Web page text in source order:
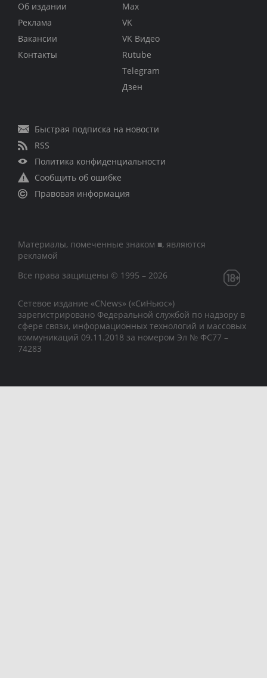
Об издании
Реклама
Вакансии
Контакты
Max
VK
VK Видео
Rutube
Telegram
Дзен
Быстрая подписка на новости
RSS
Политика конфиденциальности
Сообщить об ошибке
Правовая информация
Материалы, помеченные знаком ■, являются
рекламой
Все права защищены © 1995 – 2026
Сетевое издание «CNews» («СиНьюс»)
зарегистрировано Федеральной службой по надзору в
сфере связи, информационных технологий и массовых
коммуникаций 09.11.2018 за номером Эл № ФС77 –
74283